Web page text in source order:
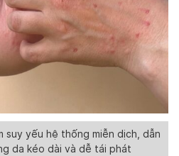
suy yếu hệ thống miễn dịch, dẫn
da kéo dài và dễ tái phát